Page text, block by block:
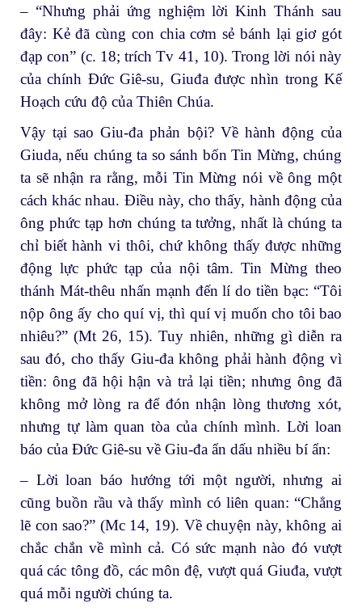
– “Nhưng phải ứng nghiệm lời Kinh Thánh sau
đây: Kẻ đã cùng con chia cơm sẻ bánh lại giơ gót
đạp con” (c. 18; trích Tv 41, 10). Trong lời nói này
của chính Đức Giê-su, Giuđa được nhìn trong Kế
Hoạch cứu độ của Thiên Chúa.
Vậy tại sao Giu-đa phản bội? Về hành động của
Giuda, nếu chúng ta so sánh bốn Tin Mừng, chúng
ta sẽ nhận ra rằng, mỗi Tin Mừng nói về ông một
cách khác nhau. Điều này, cho thấy, hành động của
ông phức tạp hơn chúng ta tưởng, nhất là chúng ta
chỉ biết hành vi thôi, chứ không thấy được những
động lực phức tạp của nội tâm. Tin Mừng theo
thánh Mát-thêu nhấn mạnh đến lí do tiền bạc: “Tôi
nộp ông ấy cho quí vị, thì quí vị muốn cho tôi bao
nhiêu?” (Mt 26, 15). Tuy nhiên, những gì diễn ra
sau đó, cho thấy Giu-đa không phải hành động vì
tiền: ông đã hội hận và trả lại tiền; nhưng ông đã
không mở lòng ra để đón nhận lòng thương xót,
nhưng tự làm quan tòa của chính mình. Lời loan
báo của Đức Giê-su về Giu-đa ẩn dấu nhiều bí ẩn:
– Lời loan báo hướng tới một người, nhưng ai
cũng buồn rầu và thấy mình có liên quan: “Chẳng
lẽ con sao?” (Mc 14, 19). Về chuyện này, không ai
chắc chắn về mình cả. Có sức mạnh nào đó vượt
quá các tông đồ, các môn đệ, vượt quá Giuđa, vượt
quá mỗi người chúng ta.